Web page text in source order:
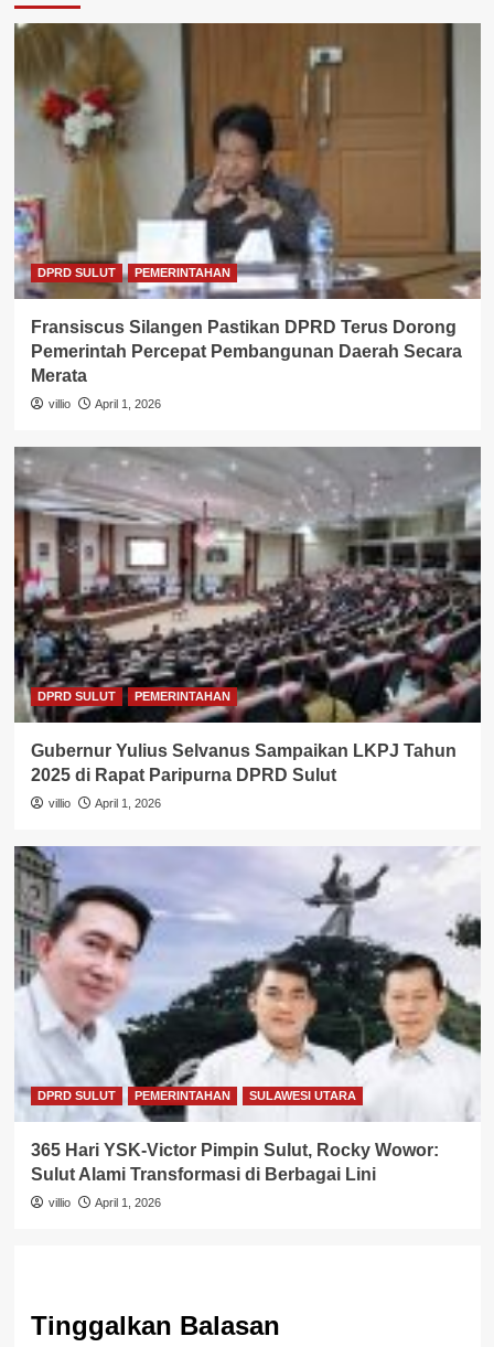
DPRD SULUT PEMERINTAHAN
Fransiscus Silangen Pastikan DPRD Terus Dorong
Pemerintah Percepat Pembangunan Daerah Secara
Merata
villio April 1, 2026
DPRD SULUT PEMERINTAHAN
Gubernur Yulius Selvanus Sampaikan LKPJ Tahun
2025 di Rapat Paripurna DPRD Sulut
villio April 1, 2026
DPRD SULUT PEMERINTAHAN SULAWESI UTARA
365 Hari YSK-Victor Pimpin Sulut, Rocky Wowor:
Sulut Alami Transformasi di Berbagai Lini
villio April 1, 2026
Tinggalkan Balasan